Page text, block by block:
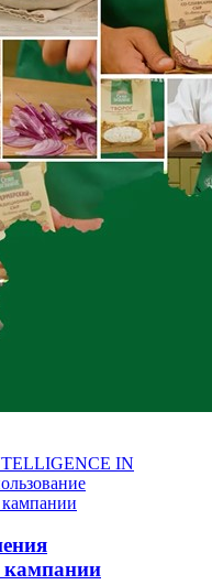
IN
кампании
кампании